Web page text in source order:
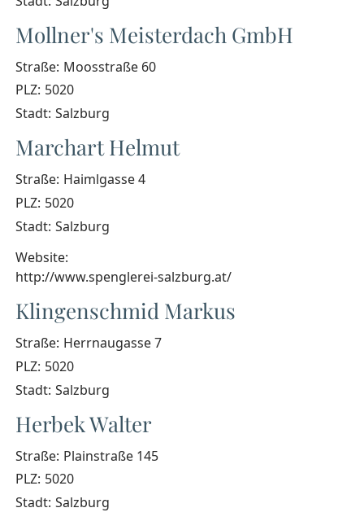
Mollner's Meisterdach GmbH
Straße: Moosstraße 60
PLZ: 5020
Stadt: Salzburg
Marchart Helmut
Straße: Haimlgasse 4
PLZ: 5020
Stadt: Salzburg
Website:
http://www.spenglerei-salzburg.at/
Klingenschmid Markus
Straße: Herrnaugasse 7
PLZ: 5020
Stadt: Salzburg
Herbek Walter
Straße: Plainstraße 145
PLZ: 5020
Stadt: Salzburg